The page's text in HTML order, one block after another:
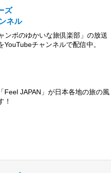
ズ
ネル
ンボのゆかいな旅倶楽部」の放送
YouTubeチャンネルで配信中。
Feel JAPAN」が日本各地の旅の風
！